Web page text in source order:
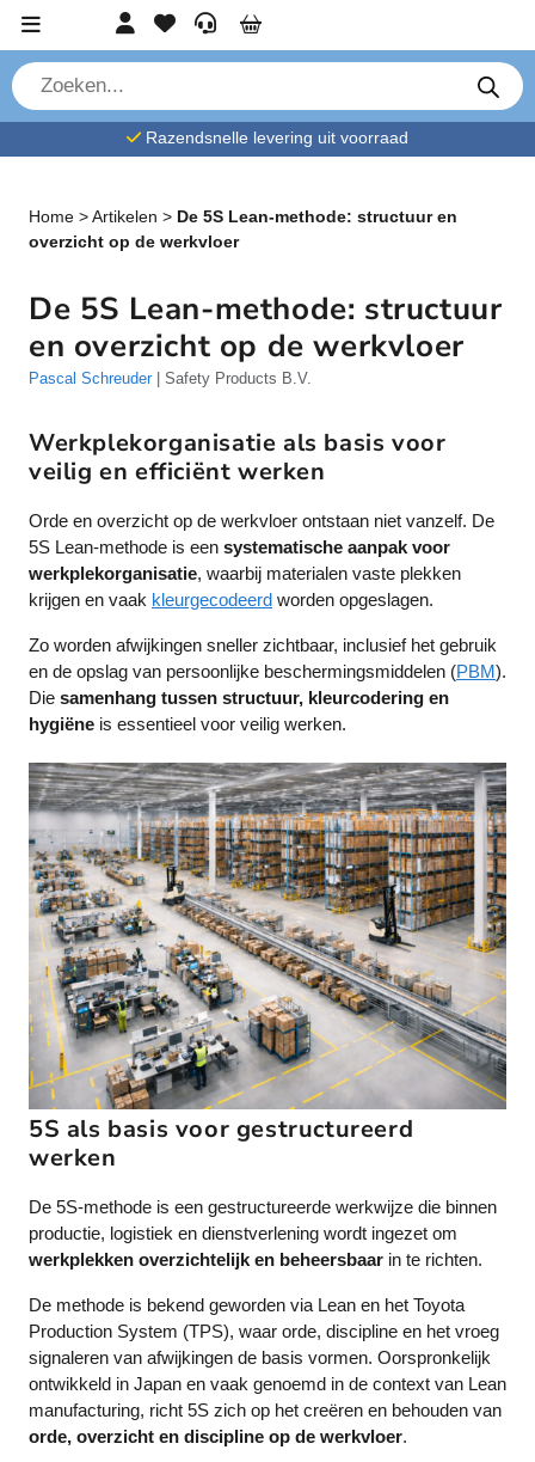
Ga verder naar contentAccountFavorieten
Service
Cart
P
r
o
d
c
Razendsnelle levering uit voorraad
Home >Artikelen > De 5S Lean-methode: structuur en
overzicht op de werkvloer
De 5S Lean-methode: structuur
en overzicht op de werkvloer
Pascal Schreuder | Safety Products B.V.
Werkplekorganisatie als basis voor
veilig en efficiënt werken
Orde en overzicht op de werkvloer ontstaan niet vanzelf. De
5S Lean-methode is een systematische aanpak voor
werkplekorganisatie, waarbij materialen vaste plekken
krijgen en vaak kleurgecodeerd worden opgeslagen.
Zo worden afwijkingen sneller zichtbaar, inclusief het gebruik
en de opslag van persoonlijke beschermingsmiddelen (PBM).
Die samenhang tussen structuur, kleurcodering en
hygiëne is essentieel voor veilig werken.
5S als basis voor gestructureerd
werken
De 5S-methode is een gestructureerde werkwijze die binnen
productie, logistiek en dienstverlening wordt ingezet om
werkplekken overzichtelijk en beheersbaar in te richten.
De methode is bekend geworden via Lean en het Toyota
Production System (TPS), waar orde, discipline en het vroeg
signaleren van afwijkingen de basis vormen. Oorspronkelijk
ontwikkeld in Japan en vaak genoemd in de context van Lean
manufacturing, richt 5S zich op het creëren en behouden van
orde, overzicht en discipline op de werkvloer.